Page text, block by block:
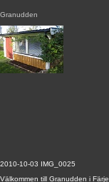
2010-10-03 IMG_0025
Välkommen till Granudden i
Granudden